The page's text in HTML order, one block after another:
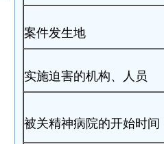
案件发生地
实施迫害的机构、人员
被关精神病院的开始时间